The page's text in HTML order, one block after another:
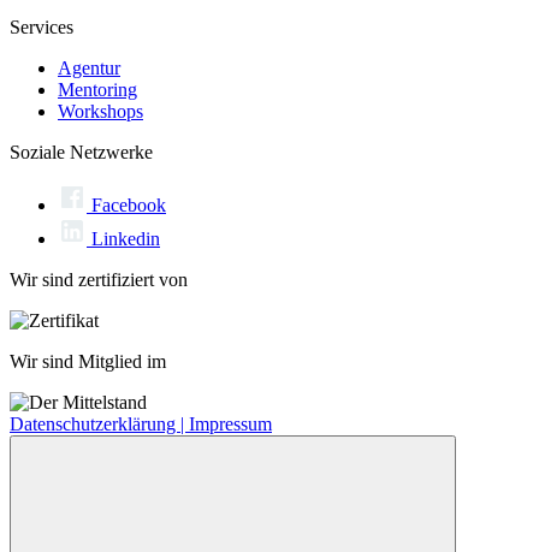
Services
Agentur
Mentoring
Workshops
Soziale Netzwerke
Facebook
Linkedin
Wir sind zertifiziert von
Wir sind Mitglied im
Datenschutzerklärung | Impressum